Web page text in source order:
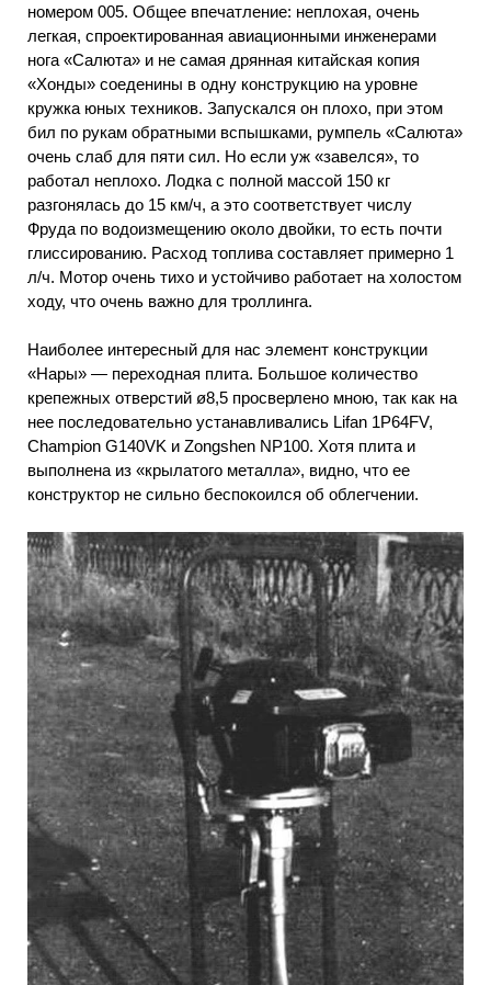
номером 005. Общее впечатление: неплохая, очень
легкая, спроектированная авиационными инженерами
нога «Салюта» и не самая дрянная китайская копия
«Хонды» соеденины в одну конструкцию на уровне
кружка юных техников. Запускался он плохо, при этом
бил по рукам обратными вспышками, румпель «Салюта»
очень слаб для пяти сил. Но если уж «завелся», то
работал неплохо. Лодка с полной массой 150 кг
разгонялась до 15 км/ч, а это соответствует числу
Фруда по водоизмещению около двойки, то есть почти
глиссированию. Расход топлива составляет примерно 1
л/ч. Мотор очень тихо и устойчиво работает на холостом
ходу, что очень важно для троллинга.
Наиболее интересный для нас элемент конструкции
«Нары» — переходная плита. Большое количество
крепежных отверстий ø8,5 просверлено мною, так как на
нее последовательно устанавливались Lifan 1P64FV,
Champion G140VK и Zongshen NP100. Хотя плита и
выполнена из «крылатого металла», видно, что ее
конструктор не сильно беспокоился об облегчении.